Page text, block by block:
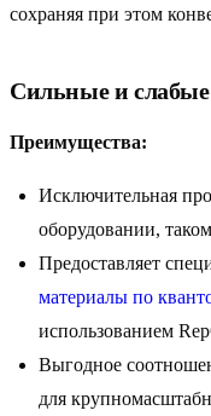
сохраняя при этом
Сильные и
Преимущества:
Исключительная
оборудовании,
Предоставляет
материалы по
использованием
Выгодное
для